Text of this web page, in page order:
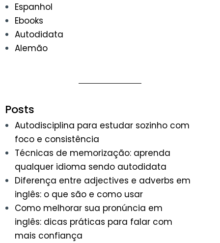
Espanhol
Ebooks
Autodidata
Alemão
Posts
Autodisciplina para estudar sozinho com
foco e consistência
Técnicas de memorização: aprenda
qualquer idioma sendo autodidata
Diferença entre adjectives e adverbs em
inglês: o que são e como usar
Como melhorar sua pronúncia em
inglês: dicas práticas para falar com
mais confiança